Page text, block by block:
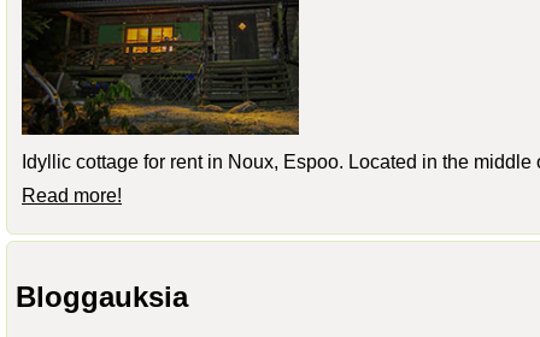
Idyllic cottage for rent in Noux, Espoo. Located in the
Read more!
Bloggauksia